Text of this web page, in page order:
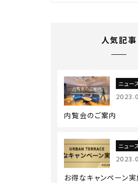
人気記事
ニュー
内覧会のご案内
ニュー
お得なキャンペーン実